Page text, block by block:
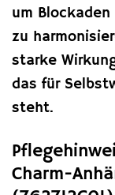
um
zu
starke
das für
steht.
Charm-